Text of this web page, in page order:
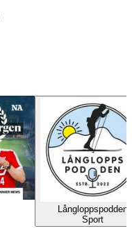
Långloppspodden
Sport